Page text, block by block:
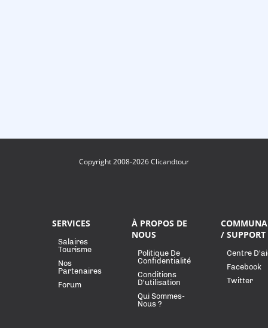
Copyright 2008-2026 Clicandtour
SERVICES
Salaires
Tourisme
Nos
Partenaires
Forum
À PROPOS DE
NOUS
Politique De
Confidentialité
Conditions
D'utilisation
Qui Sommes-
Nous ?
/ SUPPORT
Centre
Facebook
Twitter